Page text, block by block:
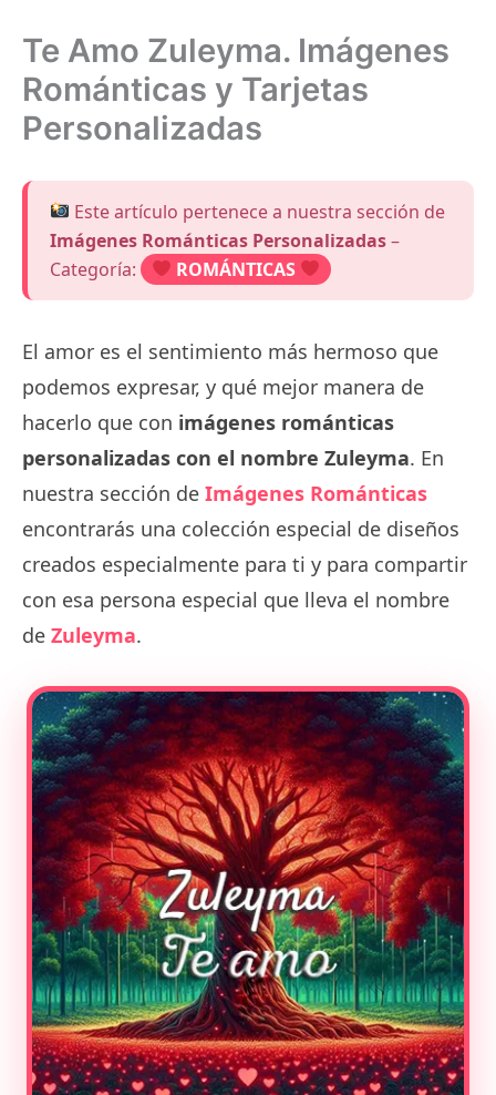
Te Amo Zuleyma. Imágenes
Románticas y Tarjetas
Personalizadas
Este artículo pertenece a nuestra sección de
Imágenes Románticas Personalizadas–
Categoría:
ROMÁNTICAS
El amor es el sentimiento más hermoso que
podemos expresar, y qué mejor manera de
hacerlo que con imágenes románticas
personalizadas con el nombre Zuleyma. En
nuestra sección de Imágenes Románticas
encontrarás una colección especial de diseños
creados especialmente para ti y para compartir
con esa persona especial que lleva el nombre
de Zuleyma.